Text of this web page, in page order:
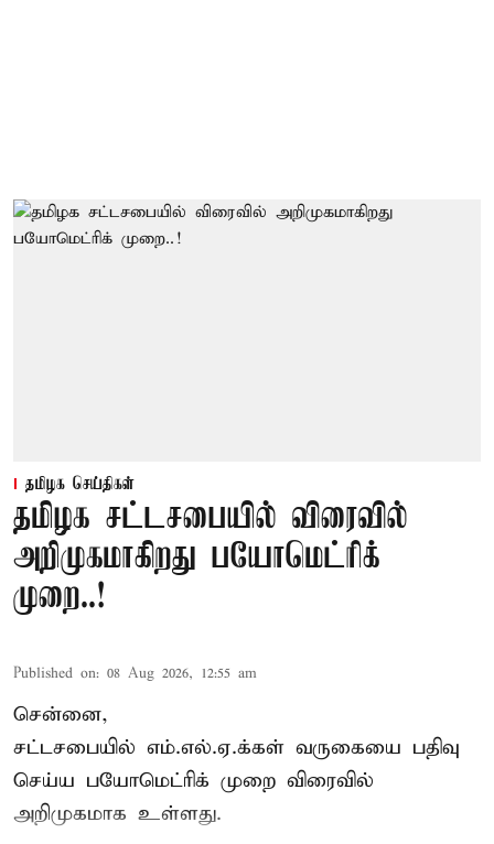
தமிழக செய்திகள்
தமிழக சட்டசபையில் விரைவில்
அறிமுகமாகிறது பயோமெட்ரிக்
முறை..!
Published on: 08 Aug 2026, 12:55 am
சென்னை,
சட்டசபையில் எம்.எல்.ஏ.க்கள் வருகையை பதிவு
செய்ய பயோமெட்ரிக் முறை விரைவில்
அறிமுகமாக உள்ளது.